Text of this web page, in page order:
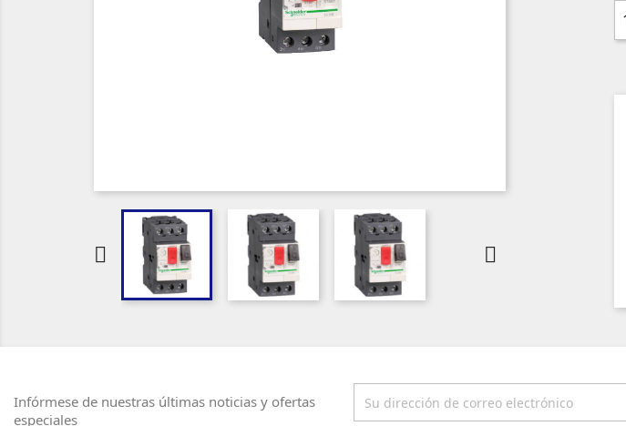
 
Infórmese de nuestras últimas noticias y ofertas
especiales